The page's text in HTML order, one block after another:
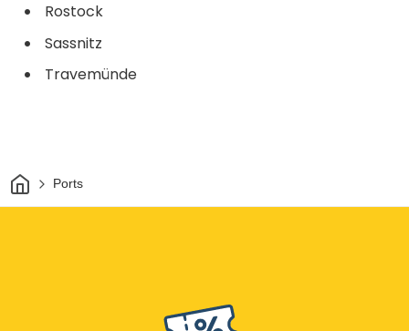
Rostock
Sassnitz
Travemünde
MaisonPorts